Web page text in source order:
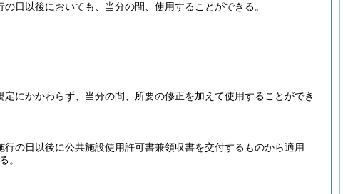
日以後においても、当分の間、使用することができる。
にかかわらず、当分の間、所要の修正を加えて使用することができ
の日以後に公共施設使用許可書兼領収書を交付するものから適用
。